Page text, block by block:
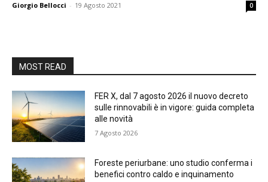
Giorgio Bellocci - 19 Agosto 2021 0
MOST READ
FER X, dal 7 agosto 2026 il nuovo decreto
sulle rinnovabili è in vigore: guida completa
alle novità
7 Agosto 2026
Foreste periurbane: uno studio conferma i
benefici contro caldo e inquinamento